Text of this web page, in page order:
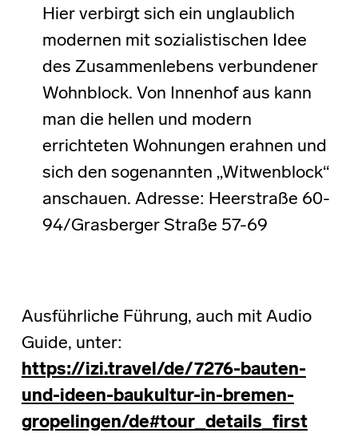
Hier verbirgt sich ein unglaublich
modernen mit sozialistischen Idee
des Zusammenlebens verbundener
Wohnblock. Von Innenhof aus kann
man die hellen und modern
errichteten Wohnungen erahnen und
sich den sogenannten „Witwenblock“
anschauen. Adresse: Heerstraße 60-
94/Grasberger Straße 57-69
Ausführliche Führung, auch mit Audio
Guide, unter:
https://izi.travel/de/7276-bauten-
und-ideen-baukultur-in-bremen-
gropelingen/de#tour_details_first